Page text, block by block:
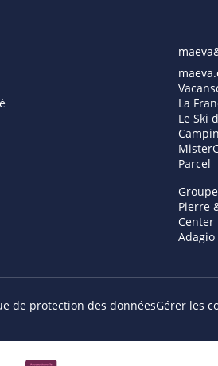
La
Le Ski
Parcel
Groupe
Pierre
Center
Adagio
de protection des donnéesGérer les